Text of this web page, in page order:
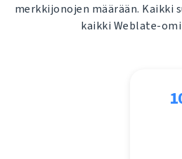
merkkijonojen määrään.
kaikki Weblate-